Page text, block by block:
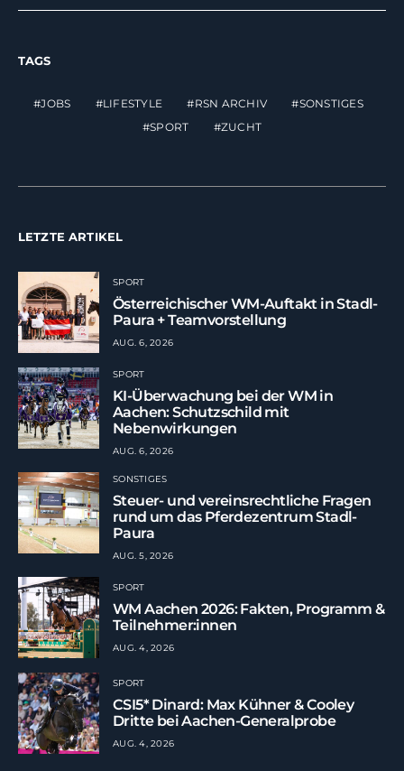
TAGS
JOBS LIFESTYLE RSN ARCHIV
SONSTIGES
SPORT
ZUCHT
LETZTE ARTIKEL
SPORT
Österreichischer WM-Auftakt in Stadl-
Paura + Teamvorstellung
AUG. 6, 2026
SPORT
KI-Überwachung bei der WM in
Aachen: Schutzschild mit
Nebenwirkungen
AUG. 6, 2026
SONSTIGES
Steuer- und vereinsrechtliche Fragen
rund um das Pferdezentrum Stadl-
Paura
AUG. 5, 2026
SPORT
WM Aachen 2026: Fakten, Programm &
Teilnehmer:innen
AUG. 4, 2026
SPORT
CSI5* Dinard: Max Kühner & Cooley
Dritte bei Aachen-Generalprobe
AUG. 4, 2026